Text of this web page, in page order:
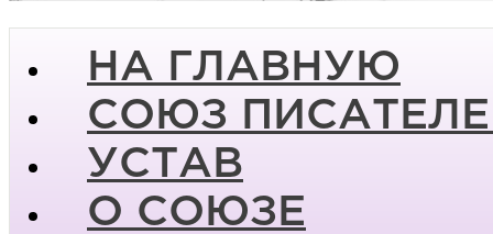
НА ГЛАВНУЮ
СОЮЗ
УСТАВ
О СОЮЗЕ